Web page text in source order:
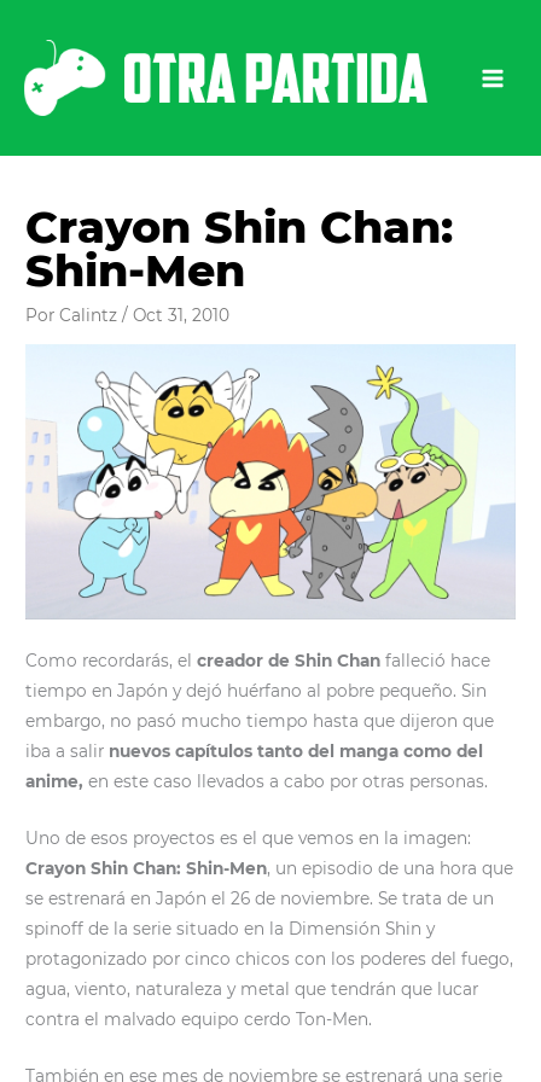
contenido
Crayon Shin Chan:
Shin-Men
PorCalintz/Oct 31, 2010
Como recordarás, elcreador de Shin Chan falleció hace
tiempo en Japón y dejó huérfano al pobre pequeño. Sin
embargo, no pasó mucho tiempo hasta que dijeron que
iba a salir nuevos capítulos tanto del manga como del
anime, en este caso llevados a cabo por otras personas.
Uno de esos proyectos es el que vemos en la imagen:
Crayon Shin Chan: Shin-Men, un episodio de una hora que
se estrenará en Japón el 26 de noviembre. Se trata de un
spinoff de la serie situado en la Dimensión Shin y
protagonizado por cinco chicos con los poderes del fuego,
agua, viento, naturaleza y metal que tendrán que lucar
contra el malvado equipo cerdo Ton-Men.
También en ese mes de noviembre se estrenará una serie